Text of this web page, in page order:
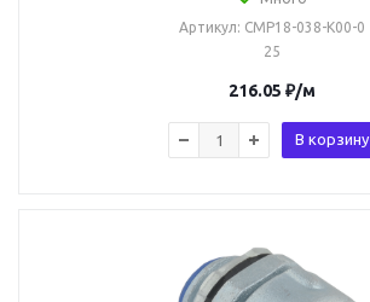
Артикул: CMP18-038-K00-0
25
216.05 ₽/м
В корзину